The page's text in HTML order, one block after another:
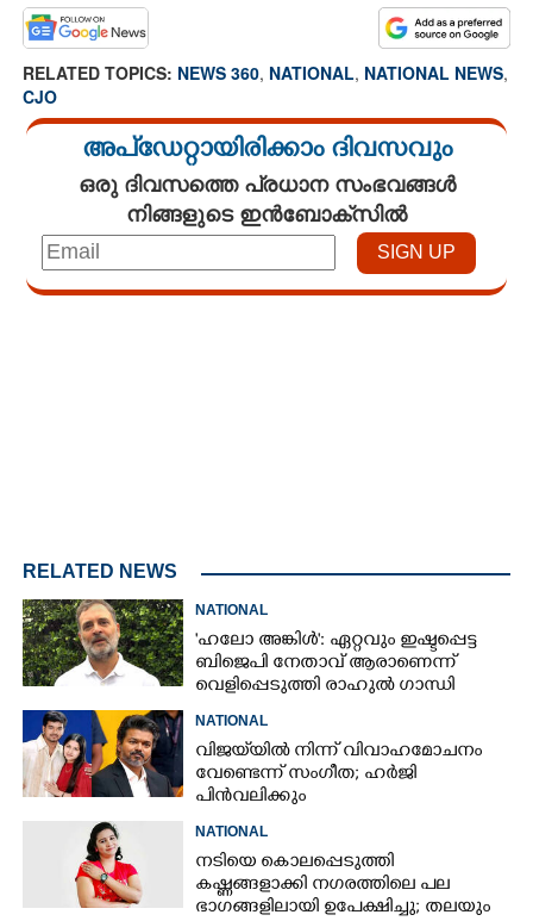
RELATED TOPICS: NEWS 360, NATIONAL, NATIONAL NEWS,
CJO
അപ്ഡേറ്റായിരിക്കാം ദിവസവും
ഒരു ദിവസത്തെ പ്രധാന സംഭവങ്ങൾ
നിങ്ങളുടെ ഇൻബോക്സിൽ
RELATED NEWS
NATIONAL
'ഹലോ അങ്കിൾ': ഏറ്റവും ഇഷ്ടപ്പെട്ട
ബിജെപി നേതാവ് ആരാണെന്ന്
വെളിപ്പെടുത്തി രാഹുൽ ഗാന്ധി
NATIONAL
വിജയ്‌യിൽ നിന്ന് വിവാഹമോചനം
വേണ്ടെന്ന് സംഗീത; ഹർജി
പിൻവലിക്കും
NATIONAL
നടിയെ കൊലപ്പെടുത്തി
കഷ്ണങ്ങളാക്കി നഗരത്തിലെ പല
ഭാഗങ്ങളിലായി ഉപേക്ഷിച്ചു; തലയും